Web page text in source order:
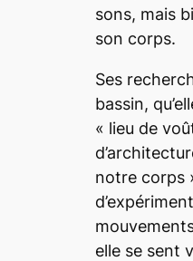
sons, mais
son corps.
Ses
bassin,
« lieu de
notre corps
elle se sent